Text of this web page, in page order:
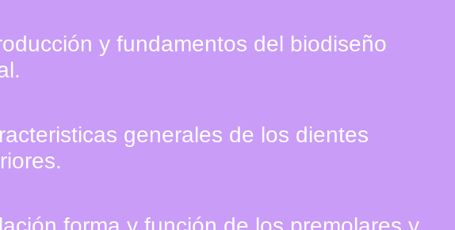
y fundamentos del biodiseño
generales de los dientes